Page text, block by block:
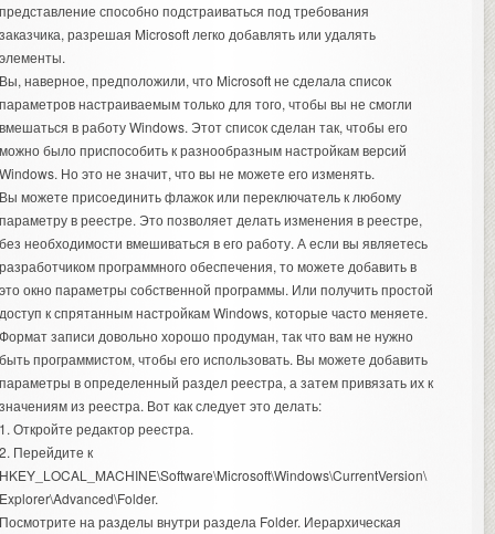
способно подстраиваться под требования
разрешая Microsoft легко добавлять или удалять
наверное, предположили, что Microsoft не сделала список
настраиваемым только для того, чтобы вы не смогли
в работу Windows. Этот список сделан так, чтобы его
было приспособить к разнообразным настройкам версий
Но это не значит, что вы не можете его изменять.
можете присоединить флажок или переключатель к любому
в реестре. Это позволяет делать изменения в реестре,
необходимости вмешиваться в его работу. А если вы являетесь
программного обеспечения, то можете добавить в
окно параметры собственной программы. Или получить простой
к спрятанным настройкам Windows, которые часто меняете.
записи довольно хорошо продуман, так что вам не нужно
программистом, чтобы его использовать. Вы можете добавить
в определенный раздел реестра, а затем привязать их к
из реестра. Вот как следует это делать:
Откройте редактор реестра.
Перейдите к
на разделы внутри раздела Folder. Иерархическая